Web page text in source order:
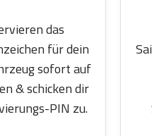
das
für dein
sofort auf
& schicken dir
PIN zu.